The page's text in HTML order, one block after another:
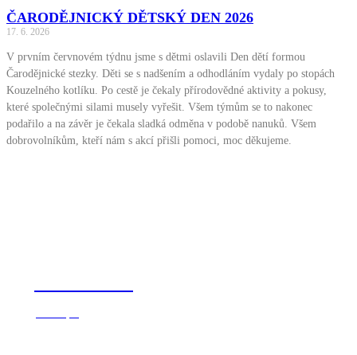
ČARODĚJNICKÝ DĚTSKÝ DEN 2026
17. 6. 2026
V prvním červnovém týdnu jsme s dětmi oslavili Den dětí formou
Čarodějnické stezky. Děti se s nadšením a odhodláním vydaly po stopách
Kouzelného kotlíku. Po cestě je čekaly přírodovědné aktivity a pokusy,
které společnými silami musely vyřešit. Všem týmům se to nakonec
podařilo a na závěr je čekala sladká odměna v podobě nanuků. Všem
dobrovolníkům, kteří nám s akcí přišli pomoci, moc děkujeme.